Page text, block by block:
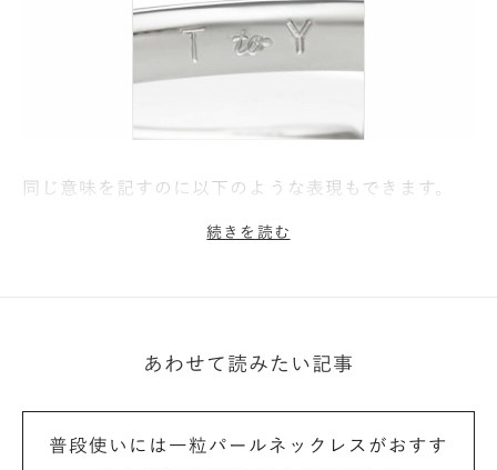
同じ意味を記すのに以下のような表現もできます。
他にもプラスアルファの意味合いを込めた、このよう
続きを読む
あわせて読みたい記事
普段使いには一粒パールネックレスがおすす